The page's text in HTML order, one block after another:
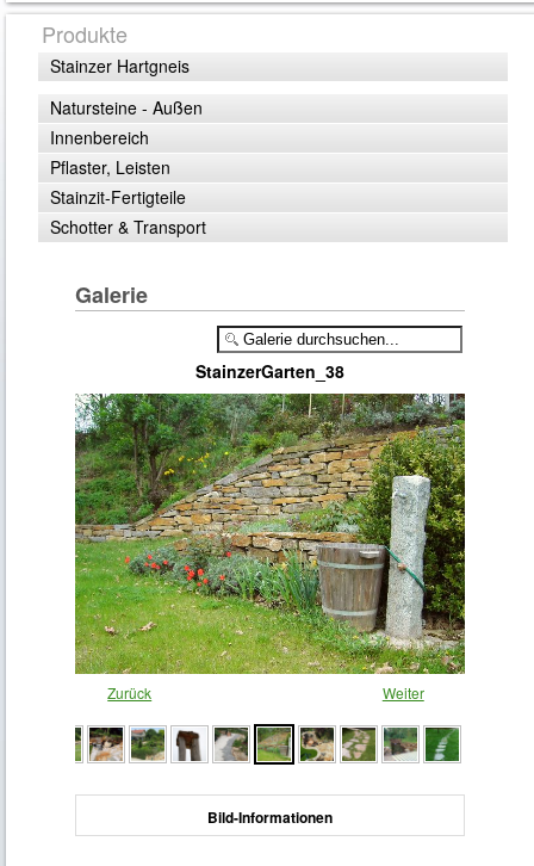
Produkte
Stainzer Hartgneis
Natursteine - Außen
Innenbereich
Pflaster, Leisten
Stainzit-Fertigteile
Schotter & Transport
Galerie
StainzerGarten_38
Zurück Weiter
Bild-Informationen